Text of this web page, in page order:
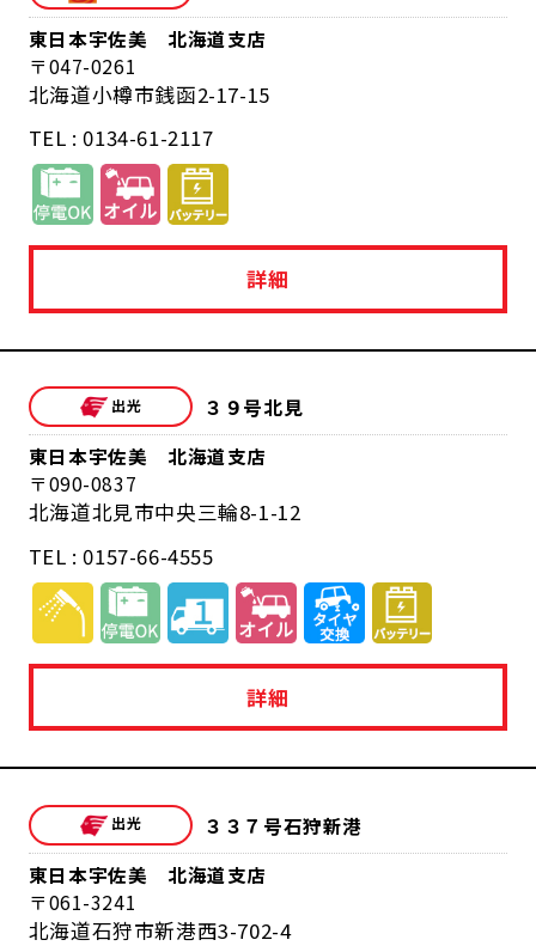
東日本宇佐美 北海道支店
047-0261
北海道小樽市銭函2-17-15
TEL : 0134-61-2117
詳細
３９号北見
東日本宇佐美 北海道支店
090-0837
北海道北見市中央三輪8-1-12
TEL : 0157-66-4555
詳細
３３７号石狩新港
東日本宇佐美 北海道支店
061-3241
北海道石狩市新港西3-702-4